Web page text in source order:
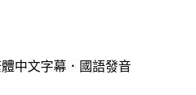
中文字幕．國語發音